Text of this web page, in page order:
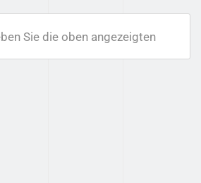
Sie die oben angezeigten